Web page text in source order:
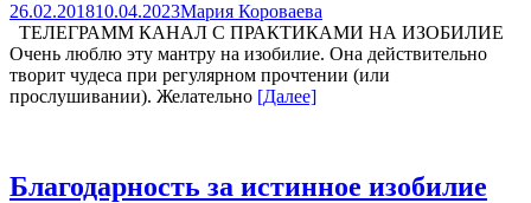
26.02.201810.04.2023Мария Короваева
ТЕЛЕГРАММ КАНАЛ С ПРАКТИКАМИ НА ИЗОБИЛИЕ
Очень люблю эту мантру на изобилие. Она действительно
творит чудеса при регулярном прочтении (или
прослушивании). Желательно [Далее]
Благодарность за истинное изобилие